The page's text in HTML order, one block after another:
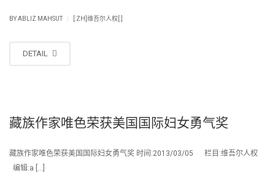
BYABLIZ MAHSUT [:ZH]维吾尔人权[:]
DETAIL
藏族作家唯色荣获美国国际妇女勇气奖
藏族作家唯色荣获美国国际妇女勇气奖 时间:2013/03/05 栏目:维吾尔人权
编辑:a […]